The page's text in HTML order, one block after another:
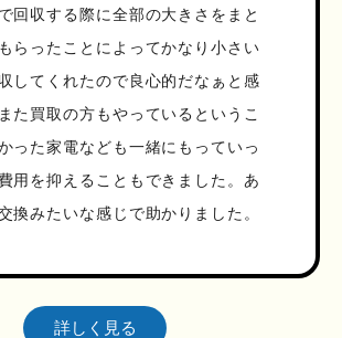
回収する際に全部の大きさをまと
らったことによってかなり小さい
してくれたので良心的だなぁと感
た買取の方もやっているというこ
った家電なども一緒にもっていっ
用を抑えることもできました。あ
換みたいな感じで助かりました。
詳しく見る